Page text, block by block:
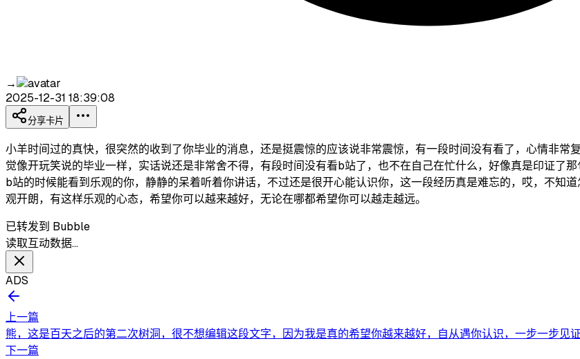
→
2025-12-31 18:39:08
分享卡片
小羊时间过的真快，很突然的收到了你毕业的消息，还是挺震惊的应该说非常震惊，有一段时间没有看了，心情非
觉像开玩笑说的毕业一样，实话说还是非常舍不得，有段时间没有看b站了，也不在自己在忙什么，好像真是印证了
b站的时候能看到乐观的你，静静的呆着听着你讲话，不过还是很开心能认识你，这一段经历真是难忘的，哎，不知
观开朗，有这样乐观的心态，希望你可以越来越好，无论在哪都希望你可以越走越远。
已转发到 Bubble
读取互动数据…
ADS
上一篇
熊，这是百天之后的第二次树洞，很不想编辑这段文字，因为我是真的希望你越来越好，自从遇你认识，一步一步见
下一篇